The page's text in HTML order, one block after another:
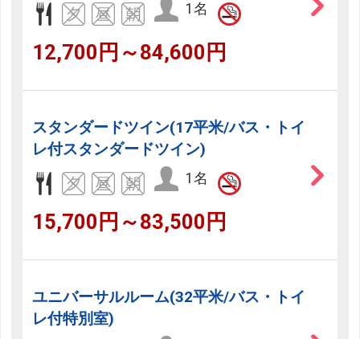
1名
12,700円～84,600円
スタンダードツイン(17平米/バス・トイ
レ付スタンダードツイン)
1名
15,700円～83,500円
ユニバーサルルーム(32平米/バス・トイ
レ付特別室)